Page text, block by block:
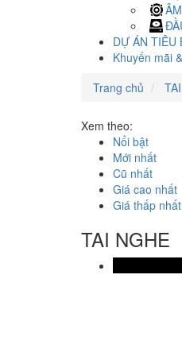
DỰ ÁN TIÊU
Khuyến mãi
Trang chủ
Xem theo:
Nổi bật
Mới nhất
Cũ nhất
Giá cao nhất
Giá thấp nhất
TAI NGHE